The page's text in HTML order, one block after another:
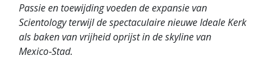
Passie en toewijding voeden de expansie van
Scientology terwijl de spectaculaire nieuwe Ideale Kerk
als baken van vrijheid oprijst in de skyline van
Mexico‑Stad.